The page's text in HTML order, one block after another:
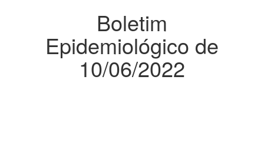
Boletim
Epidemiológico de
10/06/2022